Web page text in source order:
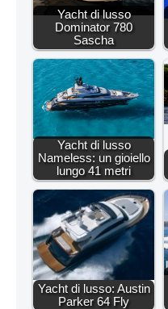
Yacht di lusso
Dominator 780
Sascha
Yacht di lusso
Nameless: un gioiello
lungo 41 metri
Yacht di lusso: Austin
Parker 64 Fly